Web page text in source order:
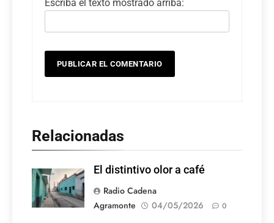
Escriba el texto mostrado arriba:
Relacionadas
El distintivo olor a café
Radio Cadena
Agramonte
04/05/2026 0